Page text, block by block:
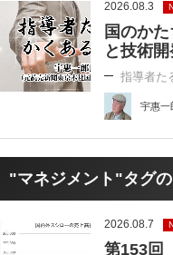
2026.08.3
国のか
と技術
指導者た
宇惠一
"マネジメント"タグ
2026.08.7
第153回